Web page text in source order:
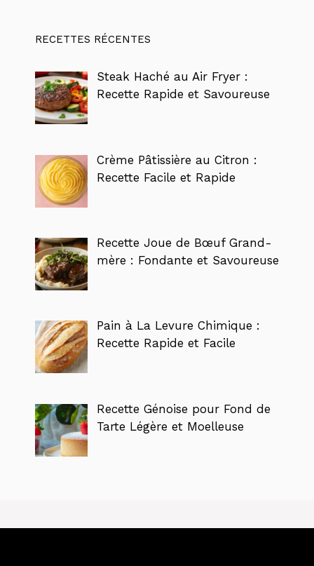
RECETTES RÉCENTES
Steak Haché au Air Fryer :
Recette Rapide et Savoureuse
Crème Pâtissière au Citron :
Recette Facile et Rapide
Recette Joue de Bœuf Grand-
mère : Fondante et Savoureuse
Pain à La Levure Chimique :
Recette Rapide et Facile
Recette Génoise pour Fond de
Tarte Légère et Moelleuse